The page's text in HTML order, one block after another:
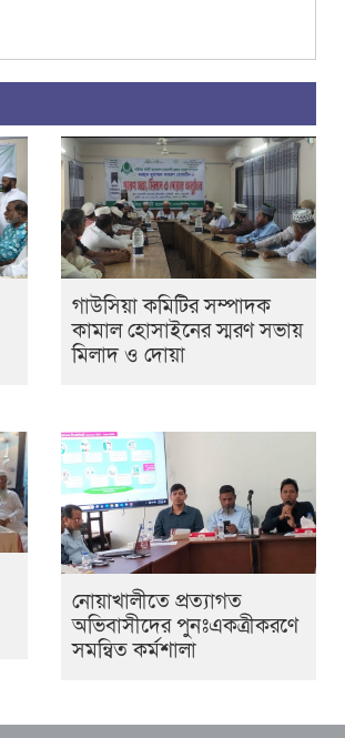
গাউসিয়া কমিটির সম্পাদক
কামাল হোসাইনের স্মরণ সভায়
মিলাদ ও দোয়া
নোয়াখালীতে প্রত্যাগত
অভিবাসীদের পুনঃএকত্রীকরণে
সমন্বিত কর্মশালা